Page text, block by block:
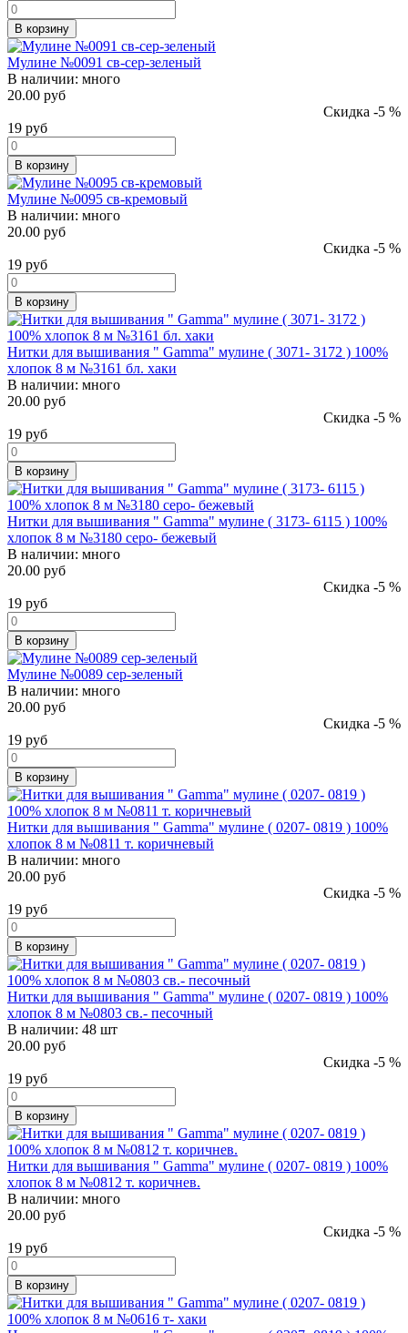
В корзину
Мулине №0091 св-сер-зеленый
В наличии: много
20.00 руб
Скидка -5 %
19 руб
В корзину
Мулине №0095 св-кремовый
В наличии: много
20.00 руб
Скидка -5 %
19 руб
В корзину
Нитки для вышивания " Gamma" мулине ( 3071- 3172 ) 100%
хлопок 8 м №3161 бл. хаки
В наличии: много
20.00 руб
Скидка -5 %
19 руб
В корзину
Нитки для вышивания " Gamma" мулине ( 3173- 6115 ) 100%
хлопок 8 м №3180 серо- бежевый
В наличии: много
20.00 руб
Скидка -5 %
19 руб
В корзину
Мулине №0089 сер-зеленый
В наличии: много
20.00 руб
Скидка -5 %
19 руб
В корзину
Нитки для вышивания " Gamma" мулине ( 0207- 0819 ) 100%
хлопок 8 м №0811 т. коричневый
В наличии: много
20.00 руб
Скидка -5 %
19 руб
В корзину
Нитки для вышивания " Gamma" мулине ( 0207- 0819 ) 100%
хлопок 8 м №0803 св.- песочный
В наличии: 48 шт
20.00 руб
Скидка -5 %
19 руб
В корзину
Нитки для вышивания " Gamma" мулине ( 0207- 0819 ) 100%
хлопок 8 м №0812 т. коричнев.
В наличии: много
20.00 руб
Скидка -5 %
19 руб
В корзину